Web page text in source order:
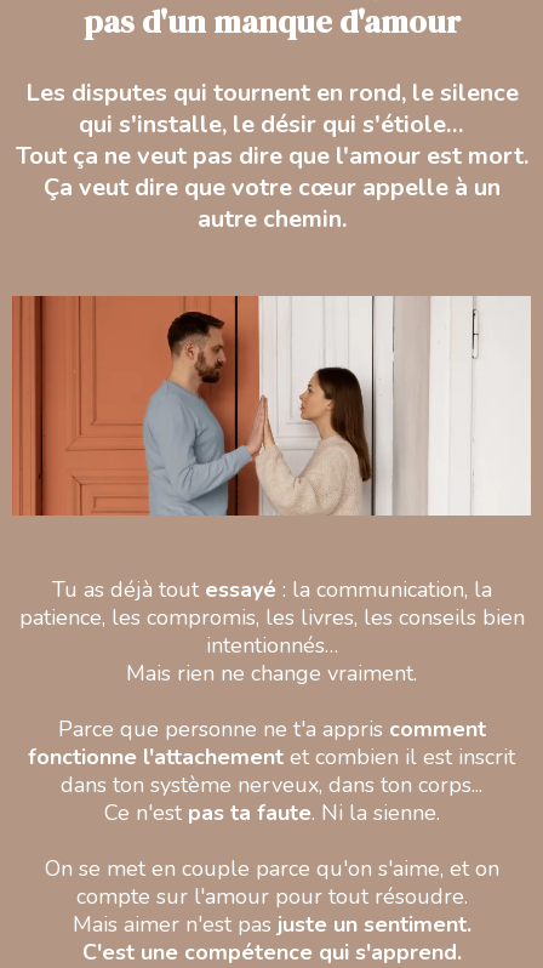
pas d'un manque d'amour
Les disputes qui tournent en rond, le silence
qui s'installe, le désir qui s'étiole…
Tout ça ne veut pas dire que l'amour est mort.
Ça veut dire que votre cœur appelle à un
autre chemin.
Tu as déjà tout essayé : la communication, la
patience, les compromis, les livres, les conseils bien
intentionnés…
Mais rien ne change vraiment.
Parce que personne ne t'a appris comment
fonctionne l'attachement et combien il est inscrit
dans ton système nerveux, dans ton corps...
Ce n'est pas ta faute. Ni la sienne.
On se met en couple parce qu'on s'aime, et on
compte sur l'amour pour tout résoudre.
Mais aimer n'est pas juste un sentiment.
C'est une compétence qui s'apprend.